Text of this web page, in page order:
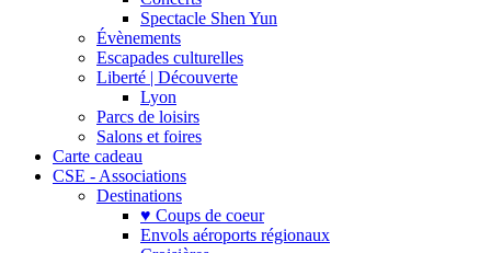
Spectacle Shen Yun
Évènements
Escapades culturelles
Liberté | Découverte
Lyon
Parcs de loisirs
Salons et foires
Carte cadeau
CSE - Associations
Destinations
♥ Coups de coeur
Envols aéroports régionaux